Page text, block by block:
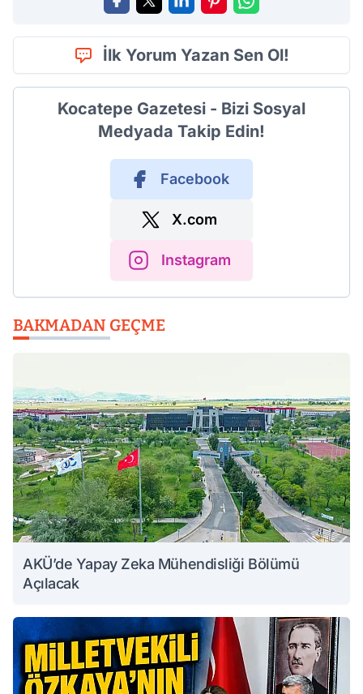
İlk Yorum Yazan Sen Ol!
Kocatepe Gazetesi - Bizi Sosyal
Medyada Takip Edin!
Facebook
X.com
Instagram
BAKMADAN GEÇME
AKÜ’de Yapay Zeka Mühendisliği Bölümü
Açılacak